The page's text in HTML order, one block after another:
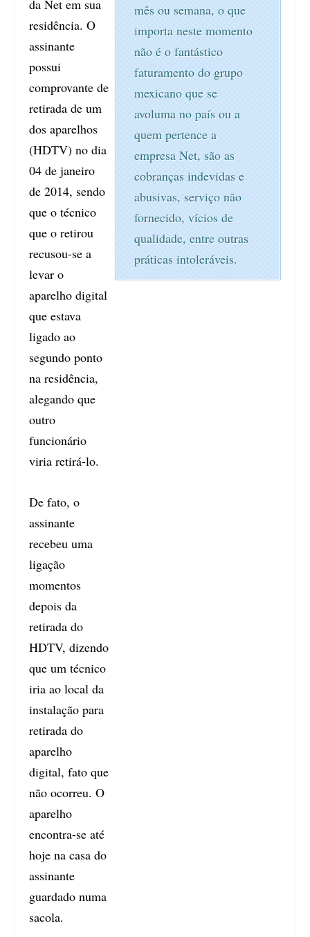
da Net em sua
residência. O
assinante
possui
comprovante de
retirada de um
dos aparelhos
(HDTV) no dia
04 de janeiro
de 2014, sendo
que o técnico
que o retirou
recusou-se a
levar o
aparelho digital
que estava
ligado ao
segundo ponto
na residência,
alegando que
outro
funcionário
viria retirá-lo.
De fato, o
assinante
recebeu uma
ligação
momentos
depois da
retirada do
HDTV, dizendo
que um técnico
iria ao local da
instalação para
retirada do
aparelho
digital, fato que
não ocorreu. O
aparelho
encontra-se até
hoje na casa do
assinante
guardado numa
sacola.
mês ou semana, o que
importa neste momento
não é o fantástico
faturamento do grupo
mexicano que se
avoluma no país ou a
quem pertence a
empresa Net, são as
cobranças indevidas e
abusivas, serviço não
fornecido, vícios de
qualidade, entre outras
práticas intoleráveis.